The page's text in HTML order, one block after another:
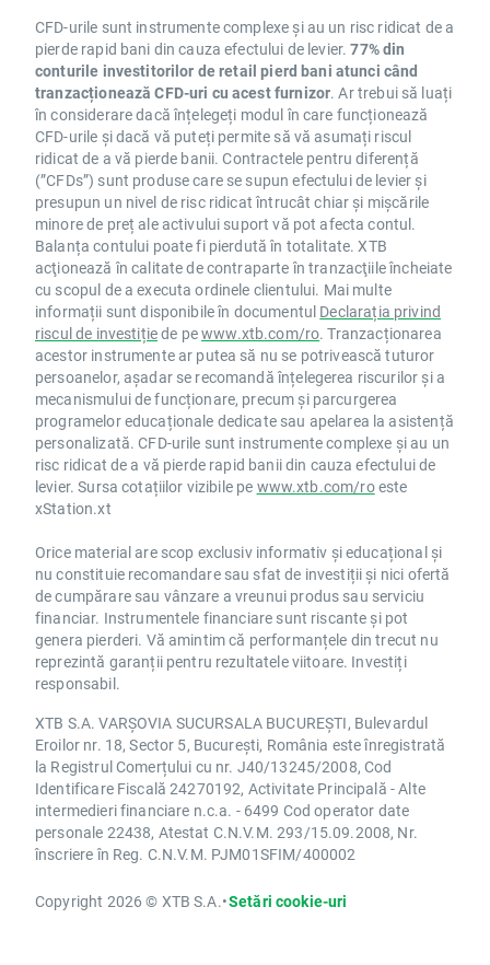
CFD-urile sunt instrumente complexe și au un risc ridicat de a
pierde rapid bani din cauza efectului de levier.77% din
conturile investitorilor de retail pierd bani atunci când
tranzacționează CFD-uri cu acest furnizor. Ar trebui să luați
în considerare dacă înțelegeți modul în care funcționează
CFD-urile și dacă vă puteți permite să vă asumați riscul
ridicat de a vă pierde banii. Contractele pentru diferență
(”CFDs”) sunt produse care se supun efectului de levier și
presupun un nivel de risc ridicat întrucât chiar și mișcările
minore de preț ale activului suport vă pot afecta contul.
Balanța contului poate fi pierdută în totalitate. XTB
acţionează în calitate de contraparte în tranzacţiile încheiate
cu scopul de a executa ordinele clientului. Mai multe
informații sunt disponibile în documentul Declarația privind
riscul de investițiede pewww.xtb.com/ro. Tranzacționarea
acestor instrumente ar putea să nu se potrivească tuturor
persoanelor, așadar se recomandă înțelegerea riscurilor și a
mecanismului de funcționare, precum și parcurgerea
programelor educaționale dedicate sau apelarea la asistență
personalizată. CFD-urile sunt instrumente complexe și au un
risc ridicat de a vă pierde rapid banii din cauza efectului de
levier. Sursa cotațiilor vizibile pe www.xtb.com/roeste
xStation.xt
Orice material are scop exclusiv informativ și educațional și
nu constituie recomandare sau sfat de investiții și nici ofertă
de cumpărare sau vânzare a vreunui produs sau serviciu
financiar. Instrumentele financiare sunt riscante și pot
genera pierderi. Vă amintim că performanțele din trecut nu
reprezintă garanții pentru rezultatele viitoare. Investiți
responsabil.
XTB S.A. VARȘOVIA SUCURSALA BUCUREȘTI, Bulevardul
Eroilor nr. 18, Sector 5, București, România este înregistrată
la Registrul Comerțului cu nr. J40/13245/2008, Cod
Identificare Fiscală 24270192, Activitate Principală - Alte
intermedieri financiare n.c.a. - 6499 Cod operator date
personale 22438, Atestat C.N.V.M. 293/15.09.2008, Nr.
înscriere în Reg. C.N.V.M. PJM01SFIM/400002
Copyright 2026 © XTB S.A.•Setări cookie-uri